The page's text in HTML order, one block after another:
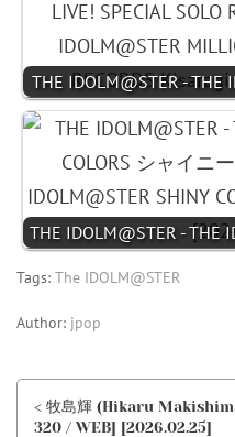
THE IDOLM@STER -
THE IDOLM@STER - THE
Tags: The IDOLM@STER
Author: jpop
< 牧島輝 (Hikaru
320 / WEB] [2026.02.25]